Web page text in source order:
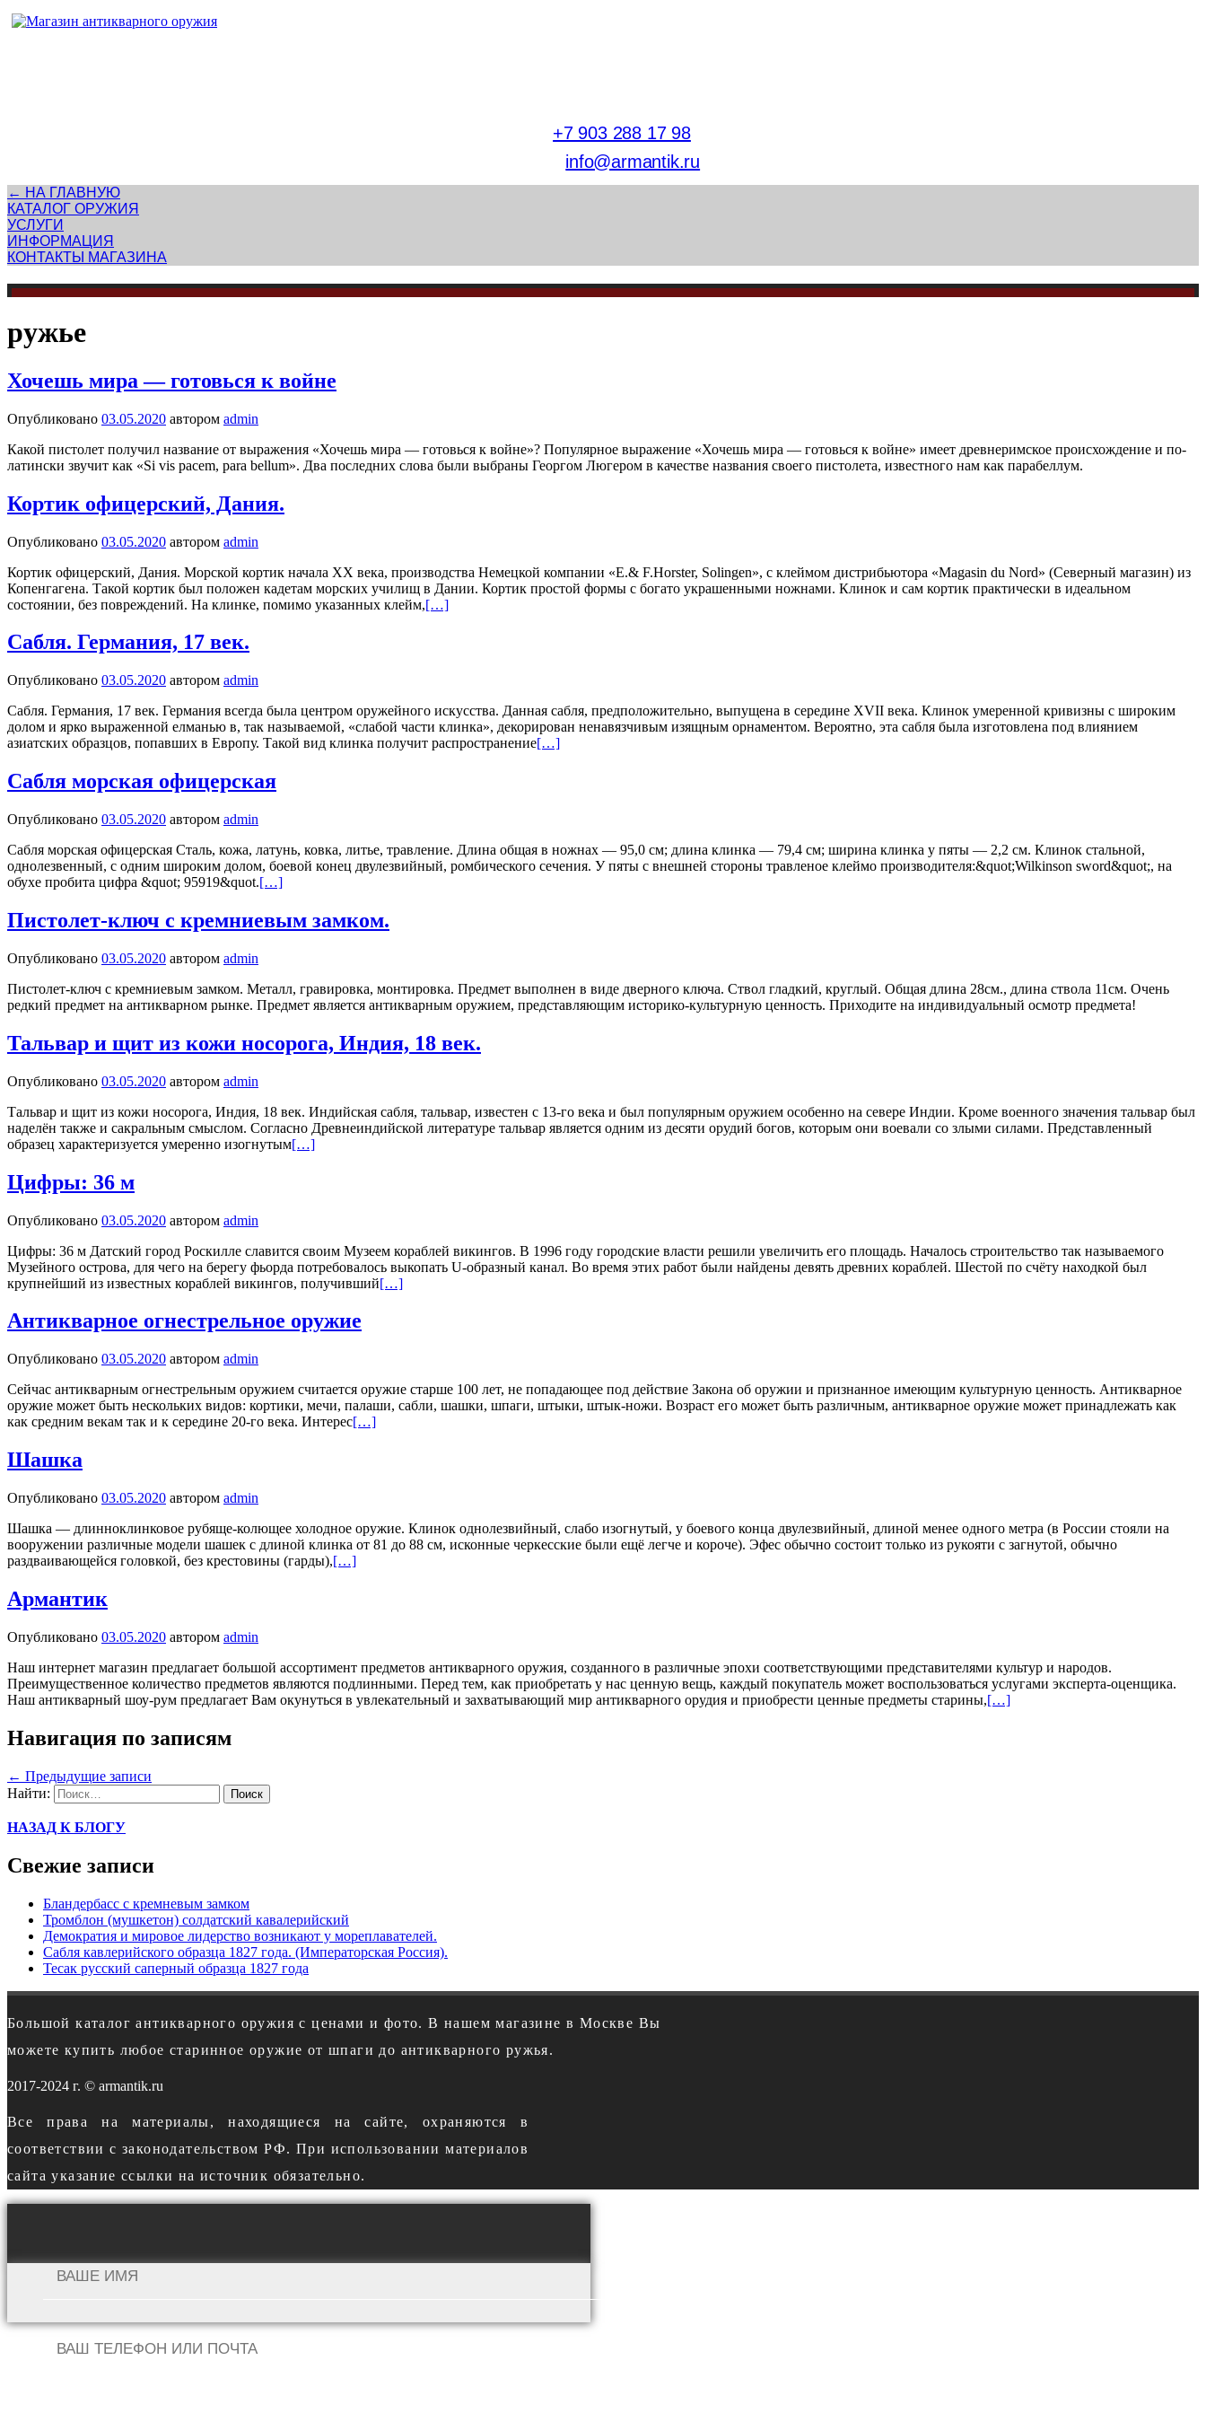
+7 903 288 17 98
info@armantik.ru
← НА ГЛАВНУЮ
КАТАЛОГ ОРУЖИЯ
УСЛУГИ
ИНФОРМАЦИЯ
КОНТАКТЫ МАГАЗИНА
ружье
Хочешь мира — готовься к войне
Опубликовано 03.05.2020 автором admin
Какой пистолет получил название от выражения «Хочешь мира — готовься к войне»? Популярное выражение «Хочешь мира — готовься к войне» имеет древнеримское происхождение и по-
латински звучит как «Si vis pacem, para bellum». Два последних слова были выбраны Георгом Люгером в качестве названия своего пистолета, известного нам как парабеллум.
Кортик офицерский, Дания.
Опубликовано 03.05.2020 автором admin
Кортик офицерский, Дания. Морской кортик начала XX века, производства Немецкой компании «E.& F.Horster, Solingen», с клеймом дистрибьютора «Magasin du Nord» (Северный магазин) из
Копенгагена. Такой кортик был положен кадетам морских училищ в Дании. Кортик простой формы с богато украшенными ножнами. Клинок и сам кортик практически в идеальном
состоянии, без повреждений. На клинке, помимо указанных клейм,[…]
Сабля. Германия, 17 век.
Опубликовано 03.05.2020 автором admin
Сабля. Германия, 17 век. Германия всегда была центром оружейного искусства. Данная сабля, предположительно, выпущена в середине XVII века. Клинок умеренной кривизны с широким
долом и ярко выраженной елманью в, так называемой, «слабой части клинка», декорирован ненавязчивым изящным орнаментом. Вероятно, эта сабля была изготовлена под влиянием
азиатских образцов, попавших в Европу. Такой вид клинка получит распространение[…]
Сабля морская офицерская
Опубликовано 03.05.2020 автором admin
Сабля морская офицерская Сталь, кожа, латунь, ковка, литье, травление. Длина общая в ножнах — 95,0 см; длина клинка — 79,4 см; ширина клинка у пяты — 2,2 см. Клинок стальной,
однолезвенный, с одним широким долом, боевой конец двулезвийный, ромбического сечения. У пяты с внешней стороны травленое клеймо производителя:&quot;Wilkinson sword&quot;, на
обухе пробита цифра &quot; 95919&quot.[…]
Пистолет-ключ с кремниевым замком.
Опубликовано 03.05.2020 автором admin
Пистолет-ключ с кремниевым замком. Металл, гравировка, монтировка. Предмет выполнен в виде дверного ключа. Ствол гладкий, круглый. Общая длина 28см., длина ствола 11см. Очень
редкий предмет на антикварном рынке. Предмет является антикварным оружием, представляющим историко-культурную ценность. Приходите на индивидуальный осмотр предмета!
Тальвар и щит из кожи носорога, Индия, 18 век.
Опубликовано 03.05.2020 автором admin
Тальвар и щит из кожи носорога, Индия, 18 век. Индийская сабля, тальвар, известен с 13-го века и был популярным оружием особенно на севере Индии. Кроме военного значения тальвар был
наделён также и сакральным смыслом. Согласно Древнеиндийской литературе тальвар является одним из десяти орудий богов, которым они воевали со злыми силами. Представленный
образец характеризуется умеренно изогнутым[…]
Цифры: 36 м
Опубликовано 03.05.2020 автором admin
Цифры: 36 м Датский город Роскилле славится своим Музеем кораблей викингов. В 1996 году городские власти решили увеличить его площадь. Началось строительство так называемого
Музейного острова, для чего на берегу фьорда потребовалось выкопать U-образный канал. Во время этих работ были найдены девять древних кораблей. Шестой по счёту находкой был
крупнейший из известных кораблей викингов, получивший[…]
Антикварное огнестрельное оружие
Опубликовано 03.05.2020 автором admin
Сейчас антикварным огнестрельным оружием считается оружие старше 100 лет, не попадающее под действие Закона об оружии и признанное имеющим культурную ценность. Антикварное
оружие может быть нескольких видов: кортики, мечи, палаши, сабли, шашки, шпаги, штыки, штык-ножи. Возраст его может быть различным, антикварное оружие может принадлежать как
как средним векам так и к середине 20-го века. Интерес[…]
Шашка
Опубликовано 03.05.2020 автором admin
Шашка — длинноклинковое рубяще-колющее холодное оружие. Клинок однолезвийный, слабо изогнутый, у боевого конца двулезвийный, длиной менее одного метра (в России стояли на
вооружении различные модели шашек с длиной клинка от 81 до 88 см, исконные черкесские были ещё легче и короче). Эфес обычно состоит только из рукояти с загнутой, обычно
раздваивающейся головкой, без крестовины (гарды),[…]
Армантик
Опубликовано 03.05.2020 автором admin
Наш интернет магазин предлагает большой ассортимент предметов антикварного оружия, созданного в различные эпохи соответствующими представителями культур и народов.
Преимущественное количество предметов являются подлинными. Перед тем, как приобретать у нас ценную вещь, каждый покупатель может воспользоваться услугами эксперта-оценщика.
Наш антикварный шоу-рум предлагает Вам окунуться в увлекательный и захватывающий мир антикварного орудия и приобрести ценные предметы старины,[…]
Навигация по записям
← Предыдущие записи
Найти:
НАЗАД К БЛОГУ
Свежие записи
Бландербасс с кремневым замком
Тромблон (мушкетон) солдатский кавалерийский
Демократия и мировое лидерство возникают у мореплавателей.
Сабля кавлерийского образца 1827 года. (Императорская Россия).
Тесак русский саперный образца 1827 года
Большой каталог антикварного оружия с ценами и фото. В нашем магазине в Москве Вы
можете купить любое старинное оружие от шпаги до антикварного ружья.
2017-2024 г. © armantik.ru
Все права на материалы, находящиеся на сайте, охраняются в
соответствии с законодательством РФ. При использовании материалов
сайта указание ссылки на источник обязательно.